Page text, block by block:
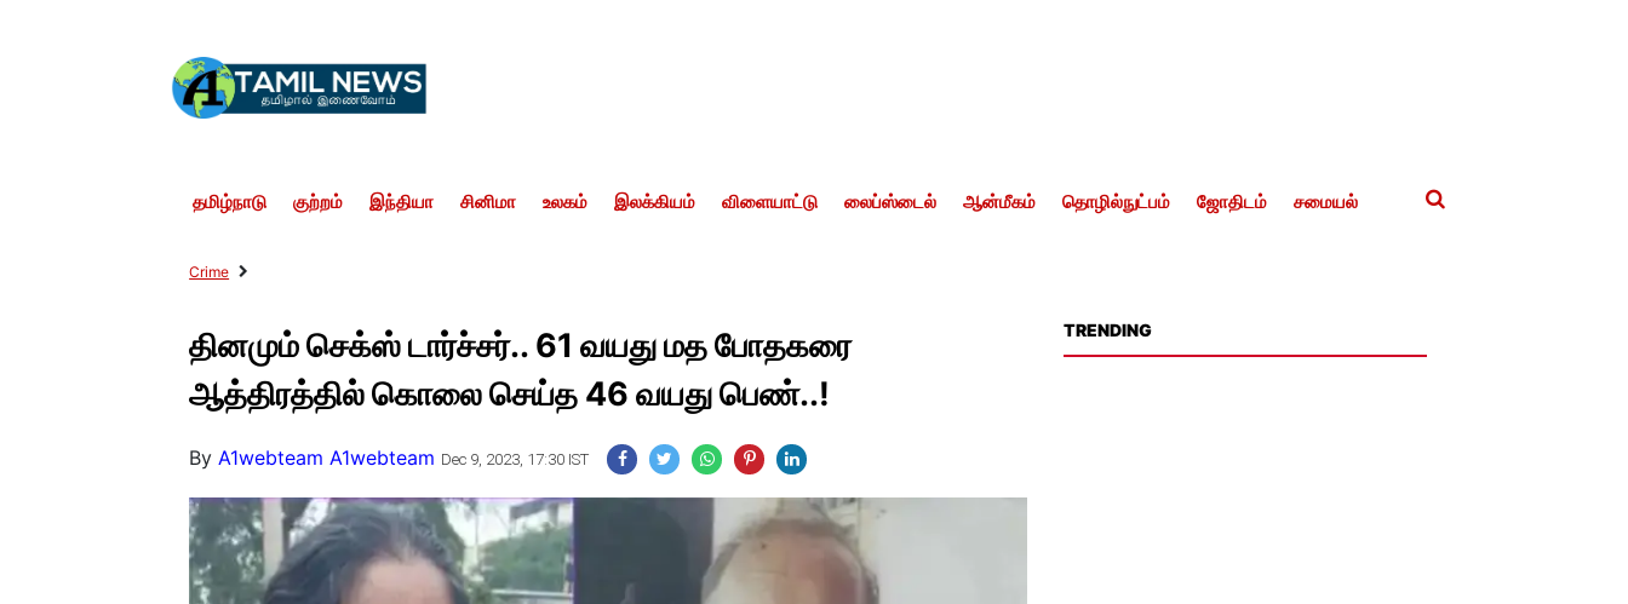
தமிழ்நாடு குற்றம் இந்தியா சினிமா உலகம் இலக்கியம் விளையாட்டு லைப்ஸ்டைல் ஆன்மீகம் தொழில்நுட்பம் ஜோதிடம் சமையல்
Crime
தினமும் செக்ஸ் டார்ச்சர்.. 61 வயது மத போதகரை
ஆத்திரத்தில் கொலை செய்த 46 வயது பெண்..!
ByA1webteam A1webteam Dec 9, 2023, 17:30 IST
TRENDING